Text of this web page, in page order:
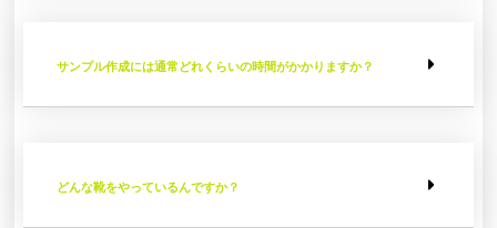
サンプル作成には通常どれくらいの時間がかかりますか？
どんな靴をやっているんですか？